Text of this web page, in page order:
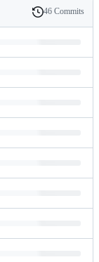
History
46 Commits